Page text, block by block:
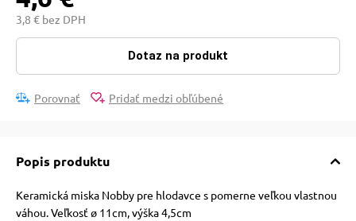
ohlávky
mačky
poukazy
3,8 € bez DPH
Dotaz na produkt
Porovnať Pridať medzi obľúbené
Popis produktu
Keramická miska Nobby pre hlodavce s pomerne veľkou vlastnou
váhou. Veľkosť ø 11cm, výška 4,5cm